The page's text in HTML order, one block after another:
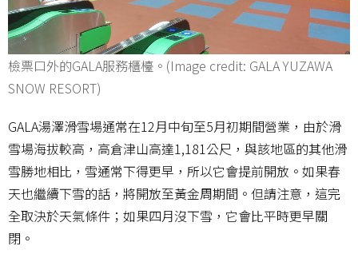
檢票口外的GALA服務櫃檯。(Image credit: GALA YUZAWA
SNOW RESORT)
GALA湯澤滑雪場通常在12月中旬至5月初期間營業，由於滑
雪場海拔較高，高倉津山高達1,181公尺，與該地區的其他滑
雪勝地相比，雪通常下得更早，所以它會提前開放。如果春
天也繼續下雪的話，將開放至黃金周期間。但請注意，這完
全取決於天氣條件；如果四月沒下雪，它會比平時更早關
閉。